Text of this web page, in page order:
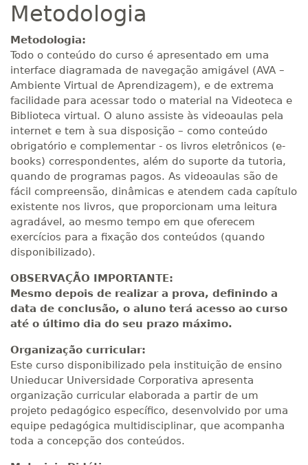
Metodologia
Metodologia:
Todo o conteúdo do curso é apresentado em uma
interface diagramada de navegação amigável (AVA –
Ambiente Virtual de Aprendizagem), e de extrema
facilidade para acessar todo o material na Videoteca e
Biblioteca virtual. O aluno assiste às videoaulas pela
internet e tem à sua disposição – como conteúdo
obrigatório e complementar - os livros eletrônicos (e-
books) correspondentes, além do suporte da tutoria,
quando de programas pagos. As videoaulas são de
fácil compreensão, dinâmicas e atendem cada capítulo
existente nos livros, que proporcionam uma leitura
agradável, ao mesmo tempo em que oferecem
exercícios para a fixação dos conteúdos (quando
disponibilizado).
OBSERVAÇÃO IMPORTANTE:
Mesmo depois de realizar a prova, definindo a
data de conclusão, o aluno terá acesso ao curso
até o último dia do seu prazo máximo.
Organização curricular:
Este curso disponibilizado pela instituição de ensino
Unieducar Universidade Corporativa apresenta
organização curricular elaborada a partir de um
projeto pedagógico específico, desenvolvido por uma
equipe pedagógica multidisciplinar, que acompanha
toda a concepção dos conteúdos.